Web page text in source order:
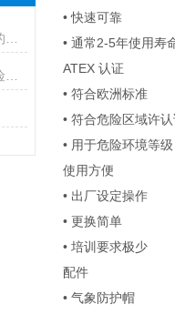
• 快速可靠
• 通常2-5年使用寿
ATEX 认证
• 符合欧洲标准
• 符合危险区域许
• 用于危险环境等
使用方便
• 出厂设定操作
• 更换简单
• 培训要求极少
配件
• 气象防护帽